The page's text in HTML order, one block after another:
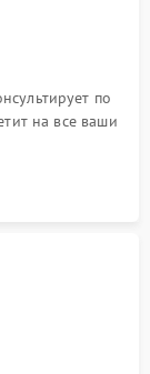
по
на все ваши